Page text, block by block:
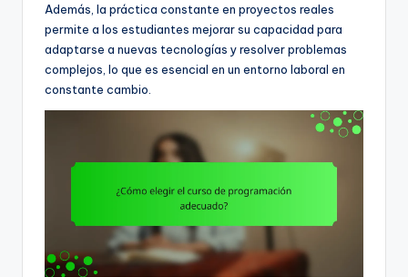
Además, la práctica constante en proyectos reales
permite a los estudiantes mejorar su capacidad para
adaptarse a nuevas tecnologías y resolver problemas
complejos, lo que es esencial en un entorno laboral en
constante cambio.